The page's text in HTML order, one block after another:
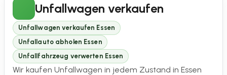
Unfallwagen verkaufen
Unfallwagen verkaufen Essen
Unfallauto abholen Essen
Unfallfahrzeug verwerten Essen
Wir kaufen Unfallwagen in jedem Zustand in Essen